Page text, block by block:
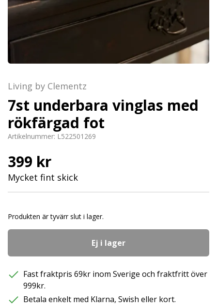
Living by Clementz
7st underbara vinglas med
rökfärgad fot
Artikelnummer: L522501269
399 kr
Mycket fint skick
Produkten är tyvärr slut i lager.
Ej i lager
Fast fraktpris 69kr inom Sverige och fraktfritt över
999kr.
Betala enkelt med Klarna, Swish eller kort.